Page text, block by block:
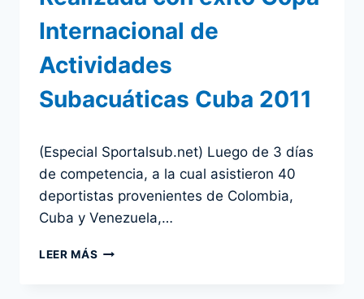
Internacional de
Actividades
Subacuáticas Cuba 2011
admin
(Especial Sportalsub.net) Luego de 3 días
de competencia, a la cual asistieron 40
deportistas provenientes de Colombia,
Cuba y Venezuela,…
LEER MÁS REALIZADA